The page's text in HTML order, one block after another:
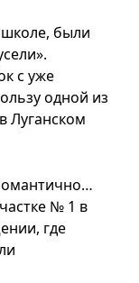
были
с уже
одной из
Луганском
№ 1 в
где